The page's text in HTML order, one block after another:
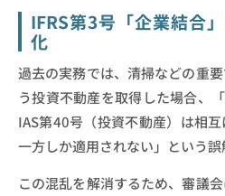
IFRS第3号「企業結合
化
過去の実務では、清掃などの重
う投資不動産を取得した場合、
IAS第40号（投資不動産）は相
一方しか適用されない」という誤
この混乱を解消するため、審議